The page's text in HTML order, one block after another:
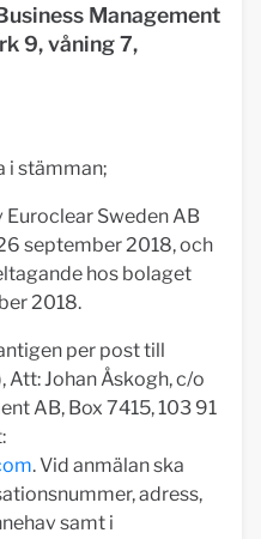
Management
9, våning 7,
i stämman;
Euroclear Sweden AB
september 2018, och
hos bolaget
2018.
per post till
Att: Johan Åskogh, c/o
AB, Box 7415, 103 91
. Vid anmälan ska
adress,
samt i